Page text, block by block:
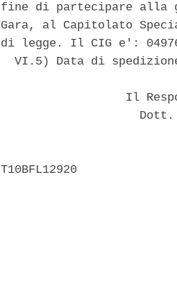
fine di partecipare alla
Gara, al Capitolato
di legge. Il CIG e':
VI.5) Data di
Il